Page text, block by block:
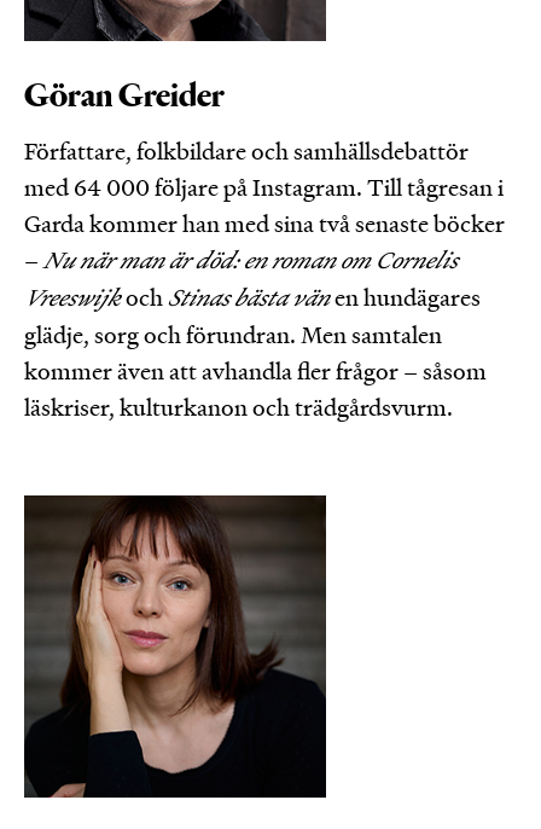
Göran Greider
Författare, folkbildare och samhällsdebattör
med 64 000 följare på Instagram. Till tågresan i
Garda kommer han med sina två senaste böcker
–Nu när man är död: en roman om Cornelis
VreeswijkochStinas bästa vänen hundägares
glädje, sorg och förundran. Men samtalen
kommer även att avhandla fler frågor – såsom
läskriser, kulturkanon och trädgårdsvurm.